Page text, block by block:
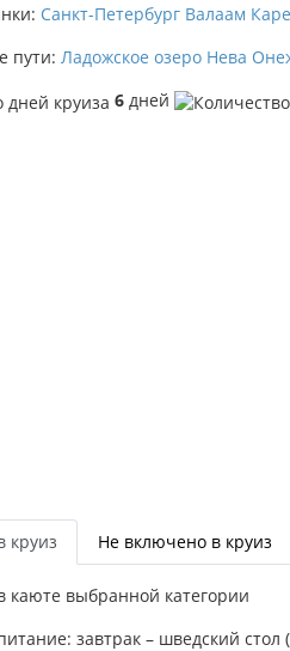
Санкт-Петербург Валаам
пути: Ладожское озеро Нева
6 дней
круиз Не включено в круиз
каюте выбранной категории
завтрак – шведский